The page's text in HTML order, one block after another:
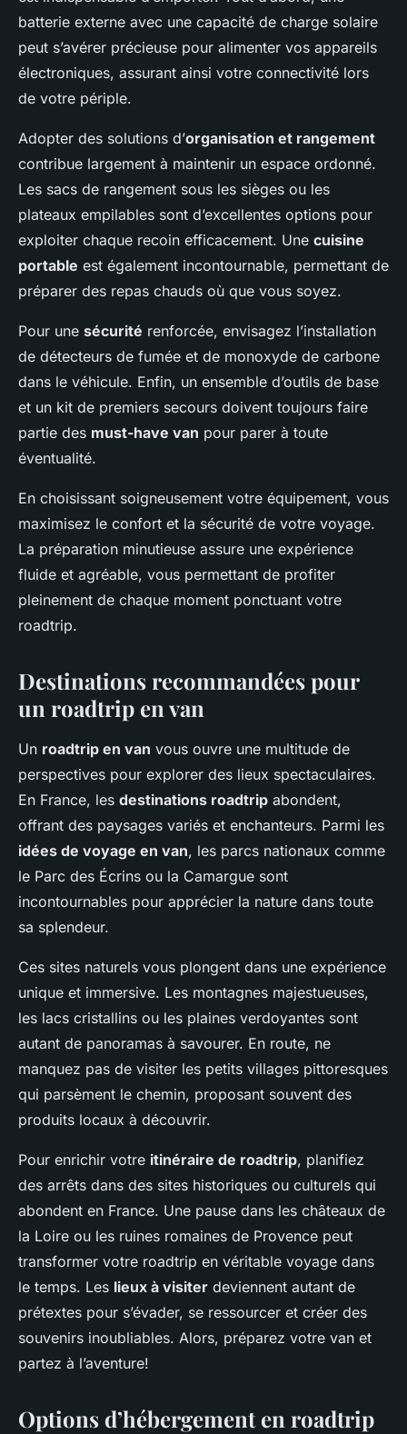
batterie externe avec une capacité de charge solaire
peut s’avérer précieuse pour alimenter vos appareils
électroniques, assurant ainsi votre connectivité lors
de votre périple.
Adopter des solutions d’organisation et rangement
contribue largement à maintenir un espace ordonné.
Les sacs de rangement sous les sièges ou les
plateaux empilables sont d’excellentes options pour
exploiter chaque recoin efficacement. Une cuisine
portable est également incontournable, permettant de
préparer des repas chauds où que vous soyez.
Pour une sécurité renforcée, envisagez l’installation
de détecteurs de fumée et de monoxyde de carbone
dans le véhicule. Enfin, un ensemble d’outils de base
et un kit de premiers secours doivent toujours faire
partie des must-have van pour parer à toute
éventualité.
En choisissant soigneusement votre équipement, vous
maximisez le confort et la sécurité de votre voyage.
La préparation minutieuse assure une expérience
fluide et agréable, vous permettant de profiter
pleinement de chaque moment ponctuant votre
roadtrip.
Destinations recommandées pour
un roadtrip en van
Un roadtrip en van vous ouvre une multitude de
perspectives pour explorer des lieux spectaculaires.
En France, les destinations roadtrip abondent,
offrant des paysages variés et enchanteurs. Parmi les
idées de voyage en van, les parcs nationaux comme
le Parc des Écrins ou la Camargue sont
incontournables pour apprécier la nature dans toute
sa splendeur.
Ces sites naturels vous plongent dans une expérience
unique et immersive. Les montagnes majestueuses,
les lacs cristallins ou les plaines verdoyantes sont
autant de panoramas à savourer. En route, ne
manquez pas de visiter les petits villages pittoresques
qui parsèment le chemin, proposant souvent des
produits locaux à découvrir.
Pour enrichir votre itinéraire de roadtrip, planifiez
des arrêts dans des sites historiques ou culturels qui
abondent en France. Une pause dans les châteaux de
la Loire ou les ruines romaines de Provence peut
transformer votre roadtrip en véritable voyage dans
le temps. Les lieux à visiter deviennent autant de
prétextes pour s’évader, se ressourcer et créer des
souvenirs inoubliables. Alors, préparez votre van et
partez à l’aventure!
Options d’hébergement en roadtrip